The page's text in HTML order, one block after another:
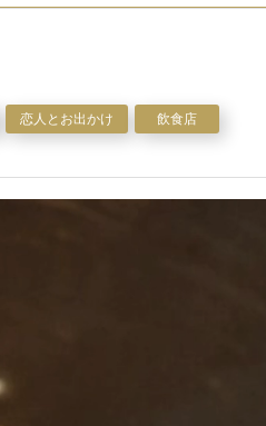
恋人とお出かけ 飲食店